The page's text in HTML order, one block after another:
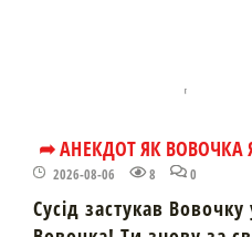
➦ АНЕКДОТ ЯК ВОВОЧКА
2026-08-06 8 0
Сусід застукав